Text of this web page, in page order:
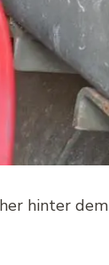
hinter dem